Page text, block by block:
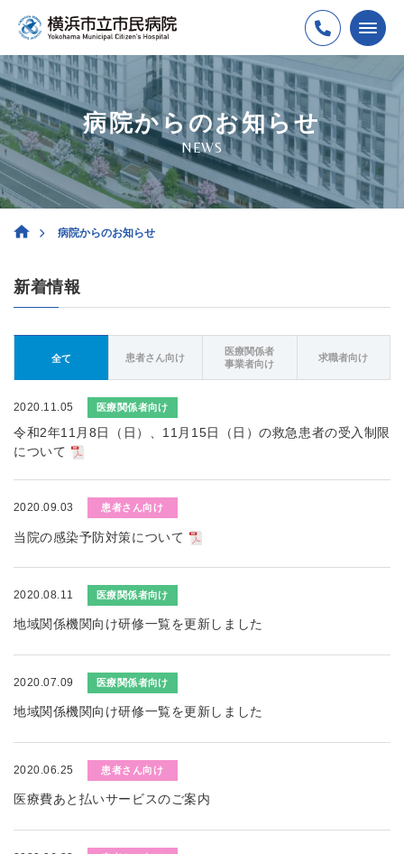
病院からのお知らせ
NEWS
病院からのお知らせ
新着情報
全て 患者さん向け
医療関係者
事業者向け
求職者向け
2020.11.05 医療関係者向け
令和2年11月8日（日）、11月15日（日）の救急患者の受入制限
について
2020.09.03 患者さん向け
当院の感染予防対策について
2020.08.11 医療関係者向け
地域関係機関向け研修一覧を更新しました
2020.07.09 医療関係者向け
地域関係機関向け研修一覧を更新しました
2020.06.25 患者さん向け
医療費あと払いサービスのご案内